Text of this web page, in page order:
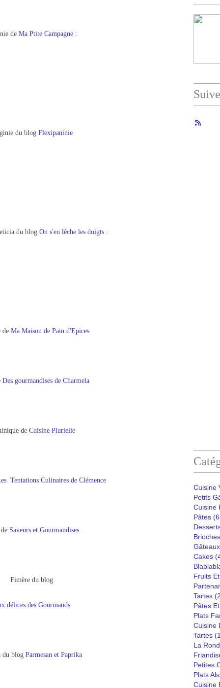
de Ma Ptite Campagne:
du blog Flexipaninie
du blog On s'en lèche les doigts:
de Ma Maison de Pain d'Epices
Des gourmandises de Charmela
de Cuisine Plurielle
Tentations Culinaires de Clémence
Saveurs et Gourmandises
Fimère du blog
délices des Gourmands
du blog Parmesan et Paprika
Cuisine
Petits
Cuisine
Pâtes
Gâteaux
Cakes
Fruits
Tartes
Pâtes
Plats
Cuisine
Tartes
La
Petites
Plats
Cuisine